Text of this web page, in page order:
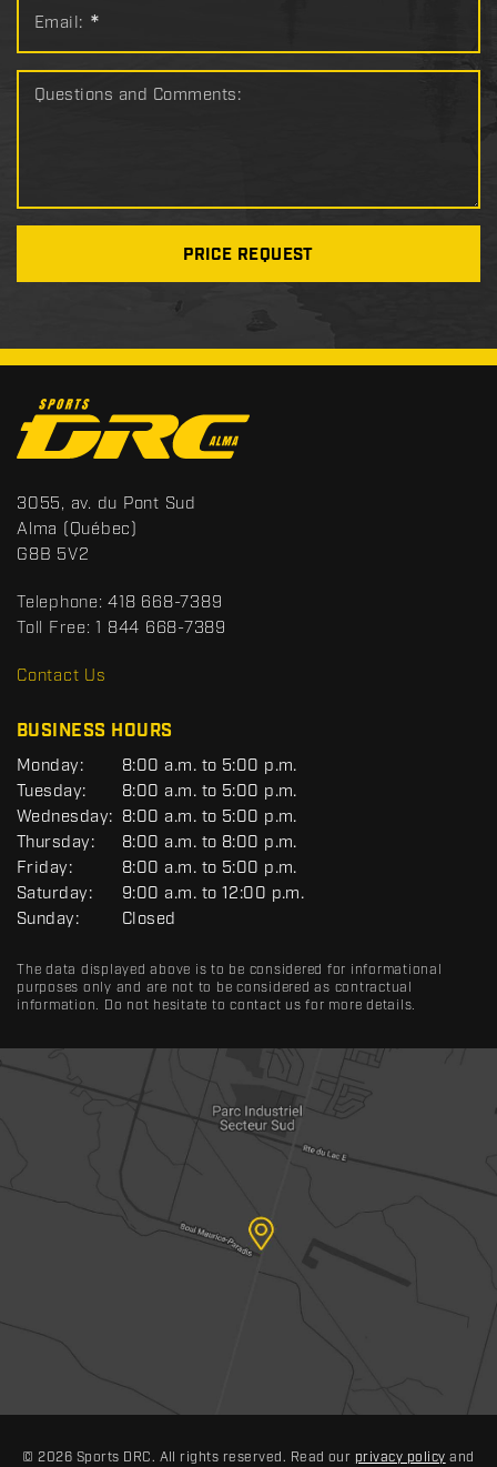
Email: *
Questions and Comments:
PRICE REQUEST
o
n
t
a
c
t
S
p
o
t
s
R
3055, av. du Pont Sud
Alma (Québec)
G8B 5V2
Telephone: 418 668-7389
Toll Free: 1 844 668-7389
Contact Us
BUSINESS HOURS
G
E
N
E
R
A
L
Monday:
8:00 a.m. to 5:00 p.m.
Tuesday:
8:00 a.m. to 5:00 p.m.
Wednesday: 8:00 a.m. to 5:00 p.m.
Thursday:
8:00 a.m. to 8:00 p.m.
Friday:
8:00 a.m. to 5:00 p.m.
Saturday:
9:00 a.m. to 12:00 p.m.
Sunday:
Closed
The data displayed above is to be considered for informational
purposes only and are not to be considered as contractual
information. Do not hesitate to contact us for more details.
© 2026 Sports DRC. All rights reserved. Read our privacy policy and